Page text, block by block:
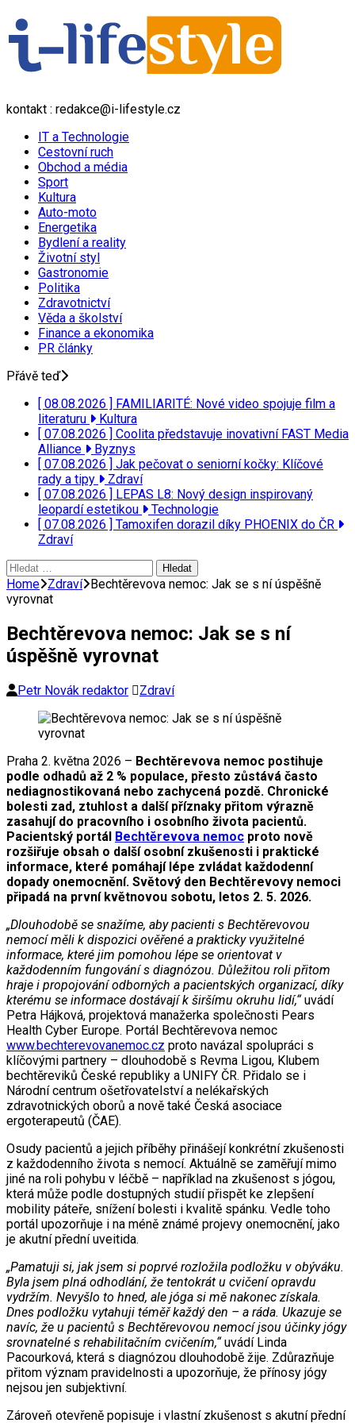
kontakt : redakce@i-lifestyle.cz
IT a Technologie
Cestovní ruch
Obchod a média
Sport
Kultura
Auto-moto
Energetika
Bydlení a reality
Životní styl
Gastronomie
Politika
Zdravotnictví
Věda a školství
Finance a ekonomika
PR články
Přávě teď
[ 08.08.2026 ] FAMILIARITÉ: Nové video spojuje film a
literaturu
Kultura
[ 07.08.2026 ] Coolita představuje inovativní FAST Media
Alliance
Byznys
[ 07.08.2026 ] Jak pečovat o seniorní kočky: Klíčové
rady a tipy
Zdraví
[ 07.08.2026 ] LEPAS L8: Nový design inspirovaný
leopardí estetikou
Technologie
[ 07.08.2026 ] Tamoxifen dorazil díky PHOENIX do ČR
Zdraví
Vyhledávání
Home Zdraví Bechtěrevova nemoc: Jak se s ní úspěšně
vyrovnat
Bechtěrevova nemoc: Jak se s ní
úspěšně vyrovnat
Petr Novák redaktor Zdraví
Praha 2. května 2026 – Bechtěrevova nemoc postihuje
podle odhadů až 2 % populace, přesto zůstává často
nediagnostikovaná nebo zachycená pozdě. Chronické
bolesti zad, ztuhlost a další příznaky přitom výrazně
zasahují do pracovního i osobního života pacientů.
Pacientský portál Bechtěrevova nemoc proto nově
rozšiřuje obsah o další osobní zkušenosti i praktické
informace, které pomáhají lépe zvládat každodenní
dopady onemocnění. Světový den Bechtěrevovy nemoci
připadá na první květnovou sobotu, letos 2. 5. 2026.
„Dlouhodobě se snažíme, aby pacienti s Bechtěrevovou
nemocí měli k dispozici ověřené a prakticky využitelné
informace, které jim pomohou lépe se orientovat v
každodenním fungování s diagnózou. Důležitou roli přitom
hraje i propojování odborných a pacientských organizací, díky
kterému se informace dostávají k širšímu okruhu lidí,“uvádí
Petra Hájková, projektová manažerka společnosti Pears
Health Cyber Europe. Portál Bechtěrevova nemoc
www.bechterevovanemoc.cz proto navázal spolupráci s
klíčovými partnery – dlouhodobě s Revma Ligou, Klubem
bechtěreviků České republiky a UNIFY ČR. Přidalo se i
Národní centrum ošetřovatelství a nelékařských
zdravotnických oborů a nově také Česká asociace
ergoterapeutů (ČAE).
Osudy pacientů a jejich příběhy přinášejí konkrétní zkušenosti
z každodenního života s nemocí. Aktuálně se zaměřují mimo
jiné na roli pohybu v léčbě – například na zkušenost s jógou,
která může podle dostupných studií přispět ke zlepšení
mobility páteře, snížení bolesti i kvalitě spánku. Vedle toho
portál upozorňuje i na méně známé projevy onemocnění, jako
je akutní přední uveitida.
„Pamatuji si, jak jsem si poprvé rozložila podložku v obýváku.
Byla jsem plná odhodlání, že tentokrát u cvičení opravdu
vydržím. Nevyšlo to hned, ale jóga si mě nakonec získala.
Dnes podložku vytahuji téměř každý den – a ráda. Ukazuje se
navíc, že u pacientů s Bechtěrevovou nemocí jsou účinky jógy
srovnatelné s rehabilitačním cvičením,“uvádí Linda
Pacourková, která s diagnózou dlouhodobě žije. Zdůrazňuje
přitom význam pravidelnosti a upozorňuje, že přínosy jógy
nejsou jen subjektivní.
Zároveň otevřeně popisuje i vlastní zkušenost s akutní přední